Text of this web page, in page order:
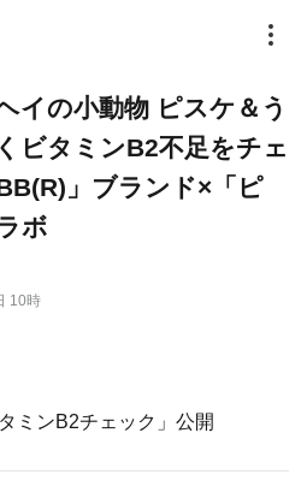
10時
イの小動物 ピスケ＆う
ビタミンB2不足をチェ
」ブランド×「ピ
ボ
ミンB2チェック」公開